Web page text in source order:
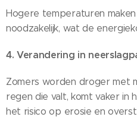
Hogere temperaturen maken
noodzakelijk, wat de
4. Verandering in
Zomers worden droger met
regen die valt, komt vaker in
het risico op erosie en